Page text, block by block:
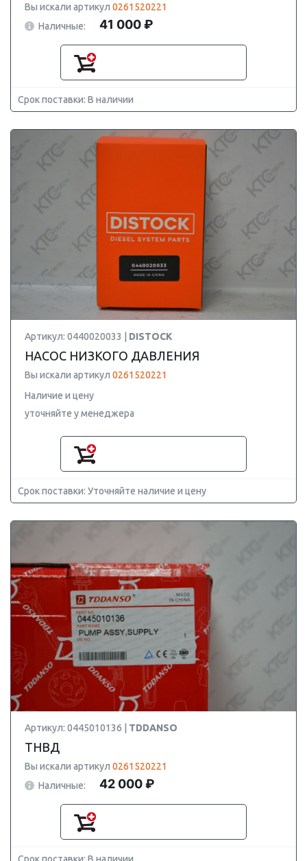
Вы искали артикул 0261520221
Наличные:
41 000 ₽
Срок поставки: В наличии
Артикул: 0440020033 | DISTOCK
НАСОС НИЗКОГО ДАВЛЕНИЯ
Вы искали артикул 0261520221
Наличие и цену
уточняйте у менеджера
Срок поставки: Уточняйте наличие и цену
Артикул: 0445010136 | TDDANSO
ТНВД
Вы искали артикул 0261520221
Наличные:
42 000 ₽